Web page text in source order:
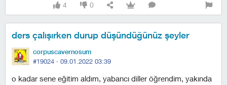
4 0
ders çalışırken durup düşündüğünüz şeyler
corpuscavernosum
#19024 · 09.01.2022 03:39
o kadar sene eğitim aldım, yabancı diller öğrendim, yakında